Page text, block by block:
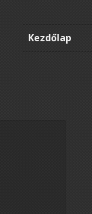
Kezdőlap